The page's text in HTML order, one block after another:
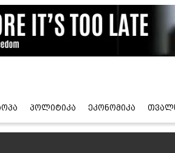
პოლიტიკა ეკონომიკა